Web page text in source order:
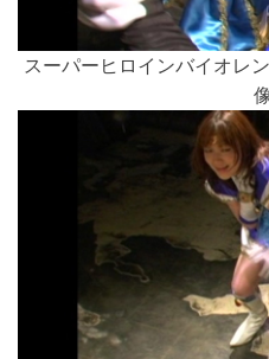
スーパーヒロインバイオレ